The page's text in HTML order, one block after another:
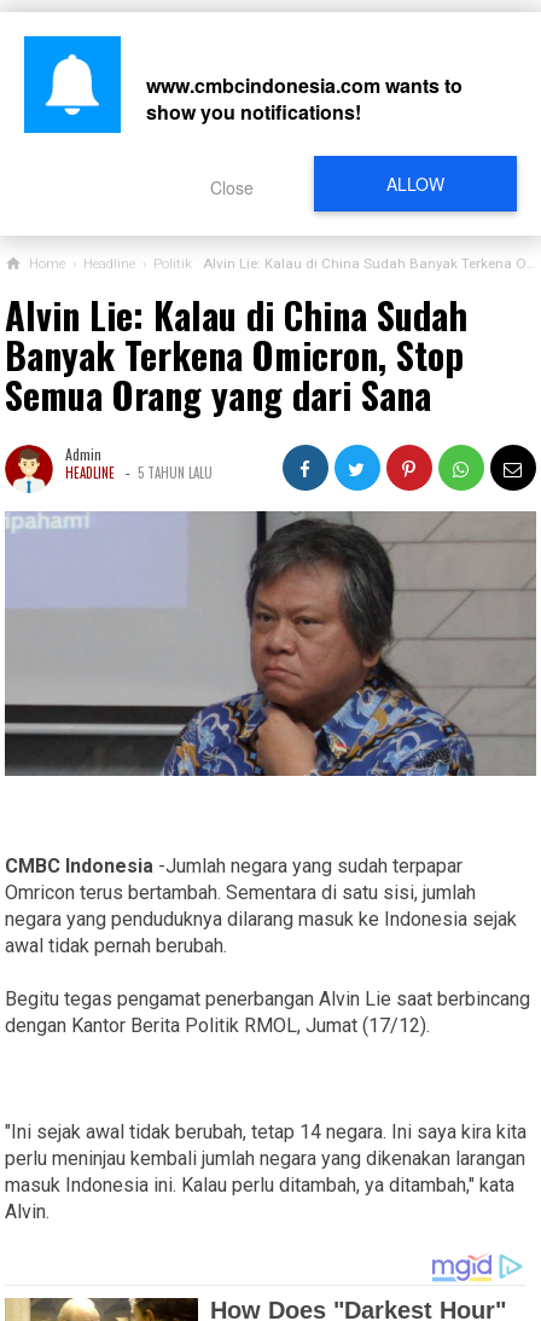
Home › Headline › Politik Alvin Lie: Kalau di China Sudah Banyak Terkena Omicron, Stop Semua Orang yang dari Sana
Alvin Lie: Kalau di China Sudah
Banyak Terkena Omicron, Stop
Semua Orang yang dari Sana
Admin
HEADLINE - 5 TAHUN LALU
CMBC Indonesia -Jumlah negara yang sudah terpapar
Omricon terus bertambah. Sementara di satu sisi, jumlah
negara yang penduduknya dilarang masuk ke Indonesia sejak
awal tidak pernah berubah.
Begitu tegas pengamat penerbangan Alvin Lie saat berbincang
dengan Kantor Berita Politik RMOL, Jumat (17/12).
"Ini sejak awal tidak berubah, tetap 14 negara. Ini saya kira kita
perlu meninjau kembali jumlah negara yang dikenakan larangan
masuk Indonesia ini. Kalau perlu ditambah, ya ditambah," kata
Alvin.
www.cmbcindonesia.comwants to
show you notifications!
ALLOW
Close